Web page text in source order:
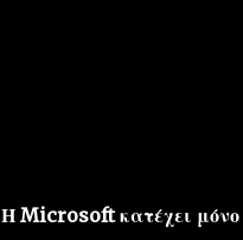
Η Microsoftκατέχει μόνο